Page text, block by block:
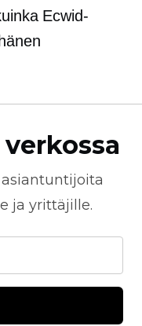
Ecwid-
asiantuntijoita
ja yrittäjille.